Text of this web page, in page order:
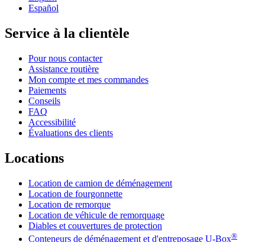
Español
Service à la clientèle
Pour nous contacter
Assistance routière
Mon compte et mes commandes
Paiements
Conseils
FAQ
Accessibilité
Évaluations des clients
Locations
Location de camion de déménagement
Location de fourgonnette
Location de remorque
Location de véhicule de remorquage
Diables et couvertures de protection
Conteneurs de déménagement et d'entreposage U-Box®